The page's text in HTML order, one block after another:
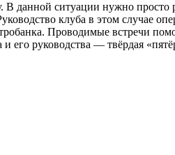
данной ситуации нужно просто
клуба в этом случае
Проводимые встречи
его руководства — твёрдая